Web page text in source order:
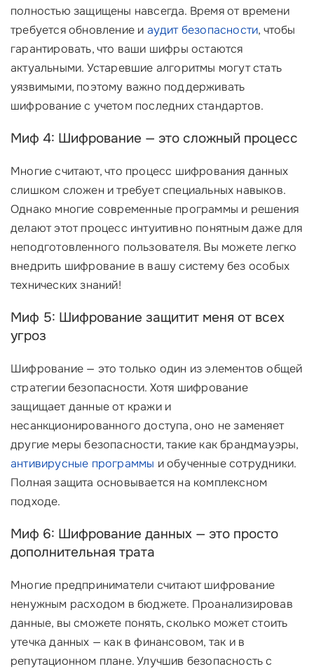
полностью защищены навсегда. Время от времени
требуется обновление и аудит безопасности, чтобы
гарантировать, что ваши шифры остаются
актуальными. Устаревшие алгоритмы могут стать
уязвимыми, поэтому важно поддерживать
шифрование с учетом последних стандартов.
Миф 4: Шифрование — это сложный процесс
Многие считают, что процесс шифрования данных
слишком сложен и требует специальных навыков.
Однако многие современные программы и решения
делают этот процесс интуитивно понятным даже для
неподготовленного пользователя. Вы можете легко
внедрить шифрование в вашу систему без особых
технических знаний!
Миф 5: Шифрование защитит меня от всех
угроз
Шифрование — это только один из элементов общей
стратегии безопасности. Хотя шифрование
защищает данные от кражи и
несанкционированного доступа, оно не заменяет
другие меры безопасности, такие как брандмауэры,
антивирусные программы и обученные сотрудники.
Полная защита основывается на комплексном
подходе.
Миф 6: Шифрование данных — это просто
дополнительная трата
Многие предприниматели считают шифрование
ненужным расходом в бюджете. Проанализировав
данные, вы сможете понять, сколько может стоить
утечка данных — как в финансовом, так и в
репутационном плане. Улучшив безопасность с